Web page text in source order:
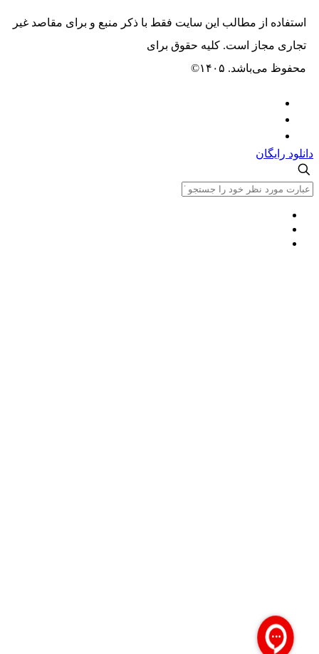
از مطالب این سایت فقط با ذکر منبع و برای مقاصد غیر
مجاز است. کلیه حقوق برایحسیب پرداز خاورمیانه
۱۴۰۵©